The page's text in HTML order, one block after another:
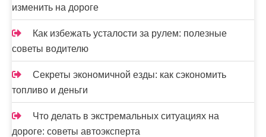
изменить на дороге
Как избежать усталости за рулем: полезные
советы водителю
Секреты экономичной езды: как сэкономить
топливо и деньги
Что делать в экстремальных ситуациях на
дороге: советы автоэксперта